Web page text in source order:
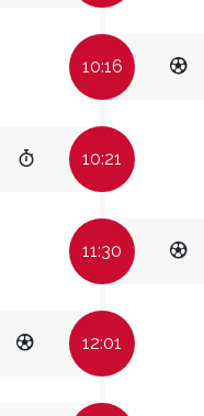
10:16
10:21
11:30
12:01